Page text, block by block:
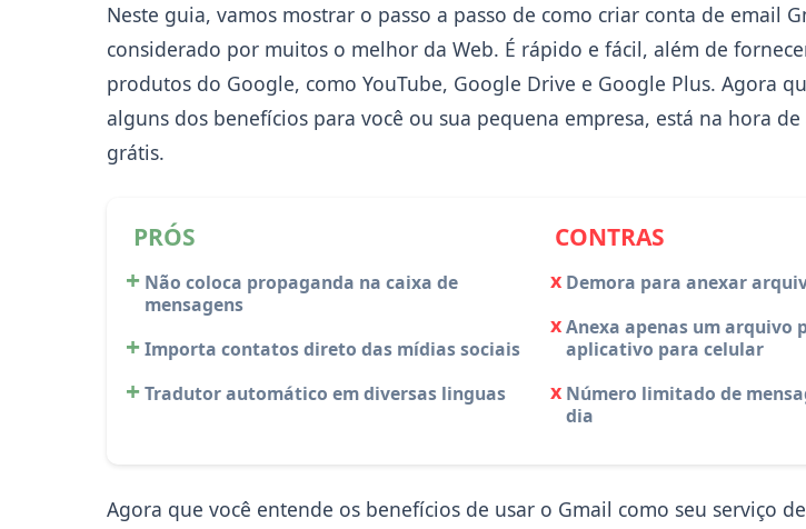
Neste guia, vamos mostrar o passo a passo de como criar conta de email
considerado por muitos o melhor da Web. É rápido e fácil, além de
produtos do Google, como YouTube, Google Drive e Google Plus. Agora
alguns dos benefícios para você ou sua pequena empresa, está na hora
grátis.
PRÓS
Não coloca propaganda na caixa de
mensagens
Importa contatos direto das mídias sociais
Tradutor automático em diversas linguas
CONTRAS
Demora para anexar
Anexa apenas um arquivo
aplicativo para celular
Número limitado de
dia
Agora que você entende os benefícios de usar o Gmail como seu serviço